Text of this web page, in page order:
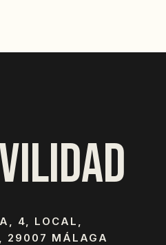
VILIDAD
4, LOCAL,
29007 MÁLAGA